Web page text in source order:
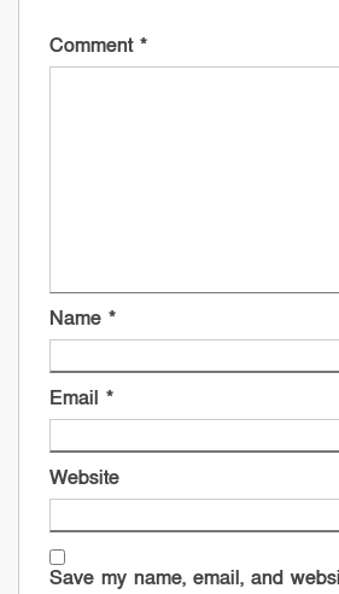
Comment *
Name *
Email *
Website
Save my name, email, and